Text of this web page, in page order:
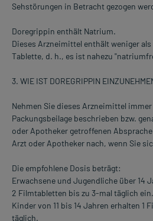
Sehstörungen in Betracht gezogen
Doregrippin enthält Natrium.
Dieses Arzneimittel enthält weniger
Tablette, d. h., es ist nahezu
3. WIE IST DOREGRIPPIN
Nehmen Sie dieses Arzneimittel
Packungsbeilage beschrieben bzw.
oder Apotheker getroffenen
Arzt oder Apotheker nach, wenn Sie
Die empfohlene Dosis beträgt:
Erwachsene und Jugendliche über 14
2 Filmtabletten bis zu 3-mal täglich ein.
Kinder von 11 bis 14 Jahren erhalten 1
täglich.